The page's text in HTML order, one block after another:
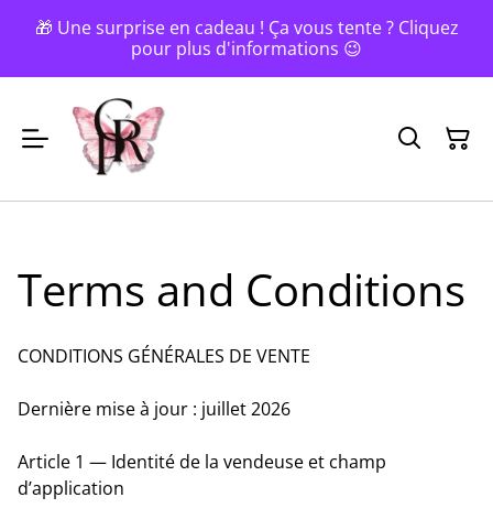
🎁 Une surprise en cadeau ! Ça vous tente ? Cliquez
pour plus d'informations 😉
Terms and Conditions
CONDITIONS GÉNÉRALES DE VENTE
Dernière mise à jour : juillet 2026
Article 1 — Identité de la vendeuse et champ
d’application